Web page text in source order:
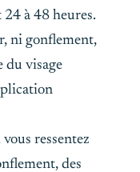
à 48 heures.
ni gonflement,
du visage
ressentez
des